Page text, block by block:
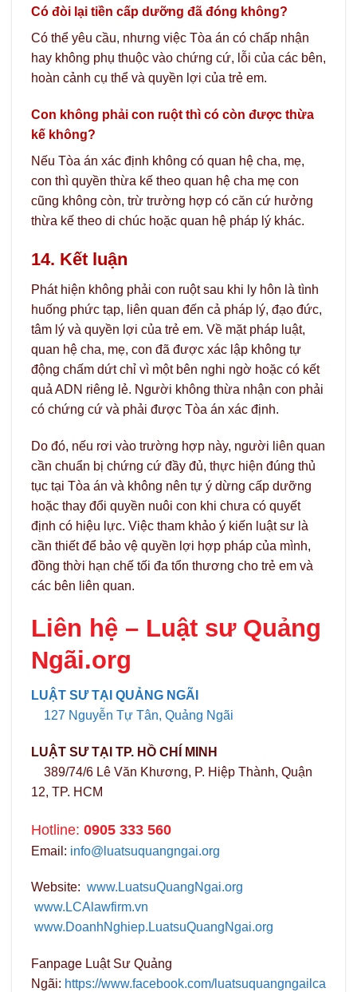
Có đòi lại tiền cấp dưỡng đã đóng không?
Có thể yêu cầu, nhưng việc Tòa án có chấp nhận
hay không phụ thuộc vào chứng cứ, lỗi của các bên,
hoàn cảnh cụ thể và quyền lợi của trẻ em.
Con không phải con ruột thì có còn được thừa
kế không?
Nếu Tòa án xác định không có quan hệ cha, mẹ,
con thì quyền thừa kế theo quan hệ cha mẹ con
cũng không còn, trừ trường hợp có căn cứ hưởng
thừa kế theo di chúc hoặc quan hệ pháp lý khác.
14. Kết luận
Phát hiện không phải con ruột sau khi ly hôn là tình
huống phức tạp, liên quan đến cả pháp lý, đạo đức,
tâm lý và quyền lợi của trẻ em. Về mặt pháp luật,
quan hệ cha, mẹ, con đã được xác lập không tự
động chấm dứt chỉ vì một bên nghi ngờ hoặc có kết
quả ADN riêng lẻ. Người không thừa nhận con phải
có chứng cứ và phải được Tòa án xác định.
Do đó, nếu rơi vào trường hợp này, người liên quan
cần chuẩn bị chứng cứ đầy đủ, thực hiện đúng thủ
tục tại Tòa án và không nên tự ý dừng cấp dưỡng
hoặc thay đổi quyền nuôi con khi chưa có quyết
định có hiệu lực. Việc tham khảo ý kiến luật sư là
cần thiết để bảo vệ quyền lợi hợp pháp của mình,
đồng thời hạn chế tối đa tổn thương cho trẻ em và
các bên liên quan.
Liên hệ – Luật sư Quảng
Ngãi.org
LUẬT SƯ TẠI QUẢNG NGÃI
127 Nguyễn Tự Tân, Quảng Ngãi
LUẬT SƯ TẠI TP. HỒ CHÍ MINH
389/74/6 Lê Văn Khương, P. Hiệp Thành, Quận
12, TP. HCM
Hotline: 0905 333 560
Email: info@luatsuquangngai.org
Website: www.LuatsuQuangNgai.org
www.LCAlawfirm.vn
www.DoanhNghiep.LuatsuQuangNgai.org
Fanpage Luật Sư Quảng
Ngãi: https://www.facebook.com/luatsuquangngailca